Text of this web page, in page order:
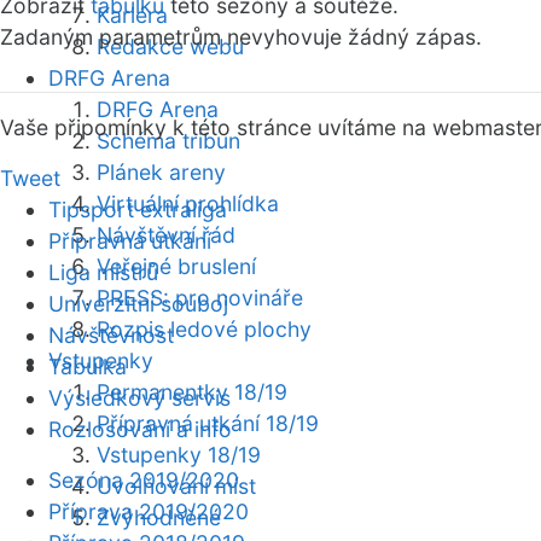
Kariéra
Redakce webu
DRFG Arena
DRFG Arena
Schéma tribun
Plánek areny
Virtuální prohlídka
Návštěvní řád
Veřejné bruslení
PRESS: pro novináře
Rozpis ledové plochy
Vstupenky
Permanentky 18/19
Přípravná utkání 18/19
Vstupenky 18/19
Uvolňování míst
Zvýhodněné
Zobrazit tabulku této sezóny a soutěže.
Zadaným parametrům nevyhovuje žádný zápas.
Vaše připomínky k této stránce uvítáme na webmaster
Tweet
Tipsport extraliga
Přípravná utkání
Liga mistrů
Univerzitní souboj
Návštěvnost
Tabulka
Výsledkový servis
Rozlosování a info
Sezóna 2019/2020
Příprava 2019/2020